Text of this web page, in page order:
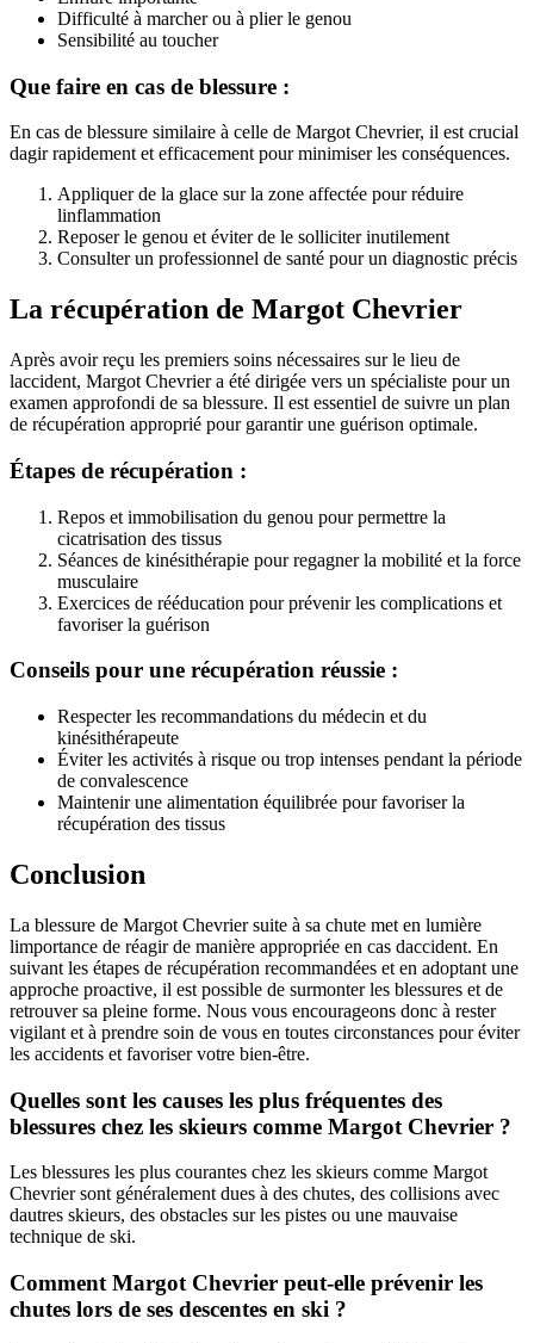
Difficulté à marcher ou à plier le genou
Sensibilité au toucher
Que faire en cas de blessure :
En cas de blessure similaire à celle de Margot Chevrier, il est crucial
dagir rapidement et efficacement pour minimiser les conséquences.
Appliquer de la glace sur la zone affectée pour réduire
linflammation
Reposer le genou et éviter de le solliciter inutilement
Consulter un professionnel de santé pour un diagnostic précis
La récupération de Margot Chevrier
Après avoir reçu les premiers soins nécessaires sur le lieu de
laccident, Margot Chevrier a été dirigée vers un spécialiste pour un
examen approfondi de sa blessure. Il est essentiel de suivre un plan
de récupération approprié pour garantir une guérison optimale.
Étapes de récupération :
Repos et immobilisation du genou pour permettre la
cicatrisation des tissus
Séances de kinésithérapie pour regagner la mobilité et la force
musculaire
Exercices de rééducation pour prévenir les complications et
favoriser la guérison
Conseils pour une récupération réussie :
Respecter les recommandations du médecin et du
kinésithérapeute
Éviter les activités à risque ou trop intenses pendant la période
de convalescence
Maintenir une alimentation équilibrée pour favoriser la
récupération des tissus
Conclusion
La blessure de Margot Chevrier suite à sa chute met en lumière
limportance de réagir de manière appropriée en cas daccident. En
suivant les étapes de récupération recommandées et en adoptant une
approche proactive, il est possible de surmonter les blessures et de
retrouver sa pleine forme. Nous vous encourageons donc à rester
vigilant et à prendre soin de vous en toutes circonstances pour éviter
les accidents et favoriser votre bien-être.
Quelles sont les causes les plus fréquentes des
blessures chez les skieurs comme Margot Chevrier ?
Les blessures les plus courantes chez les skieurs comme Margot
Chevrier sont généralement dues à des chutes, des collisions avec
dautres skieurs, des obstacles sur les pistes ou une mauvaise
technique de ski.
Comment Margot Chevrier peut-elle prévenir les
chutes lors de ses descentes en ski ?